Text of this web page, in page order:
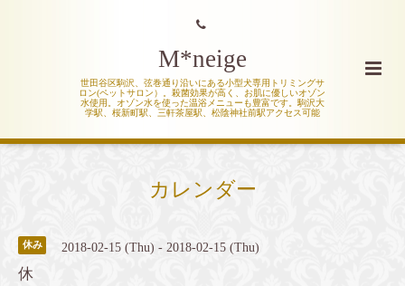
M*neige
世田谷区駒沢、弦巻通り沿いにある小型犬専用トリミングサ
ロン(ペットサロン）。殺菌効果が高く、お肌に優しいオゾン
水使用。オゾン水を使った温浴メニューも豊富です。駒沢大
学駅、桜新町駅、三軒茶屋駅、松陰神社前駅アクセス可能
カレンダー
休み 2018-02-15 (Thu) - 2018-02-15 (Thu)
休